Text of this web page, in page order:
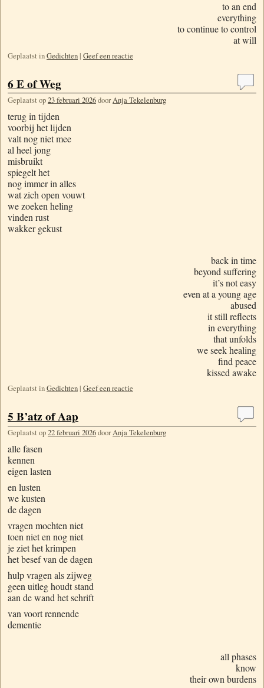
to an end
everything
to continue to control
at will
Geplaatst inGedichten | Geef een reactie
6 E of Weg
Geplaatst op23 februari 2026doorAnja Tekelenburg
terug in tijden
voorbij het lijden
valt nog niet mee
al heel jong
misbruikt
spiegelt het
nog immer in alles
wat zich open vouwt
we zoeken heling
vinden rust
wakker gekust
back in time
beyond suffering
it’s not easy
even at a young age
abused
it still reflects
in everything
that unfolds
we seek healing
find peace
kissed awake
Geplaatst inGedichten | Geef een reactie
5 B’atz of Aap
Geplaatst op22 februari 2026doorAnja Tekelenburg
alle fasen
kennen
eigen lasten
en lusten
we kusten
de dagen
vragen mochten niet
toen niet en nog niet
je ziet het krimpen
het besef van de dagen
hulp vragen als zijweg
geen uitleg houdt stand
aan de wand het schrift
van voort rennende
dementie
all phases
know
their own burdens